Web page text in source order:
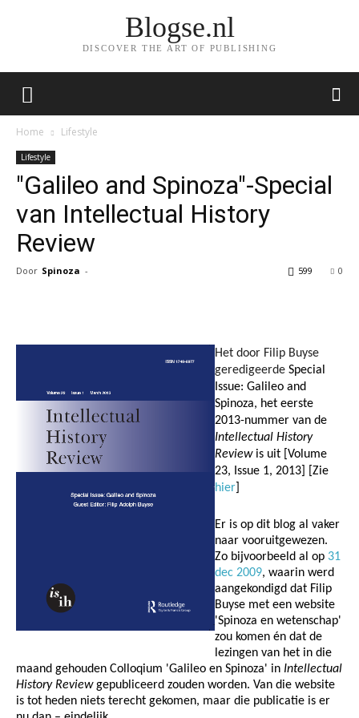
Blogse.nl
DISCOVER THE ART OF PUBLISHING
Home Lifestyle
Lifestyle
"Galileo and Spinoza"-Special
van Intellectual History
Review
Door Spinoza - 0
599
Het door Filip Buyse
geredigeerde Special
Issue: Galileo and
Spinoza, het eerste
2013-nummer van de
Intellectual History
Reviewis uit [Volume
23, Issue 1, 2013] [Zie
hier
Er is op dit blog al vaker
naar vooruitgewezen.
Zo bijvoorbeeld al op 31
dec 2009, waarin werd
aangekondigd dat Filip
Buyse met een website
'Spinoza en wetenschap'
zou komen én dat de
lezingen van het in die
maand gehouden Colloqium 'Galileo en Spinoza' in Intellectual
History Reviewgepubliceerd zouden worden. Van die website
is tot heden niets terecht gekomen, maar die publicatie is er